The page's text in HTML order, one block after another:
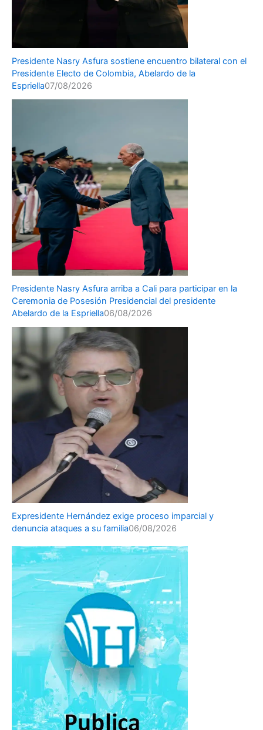
Presidente Nasry Asfura sostiene encuentro bilateral con el
Presidente Electo de Colombia, Abelardo de la
Espriella07/08/2026
Presidente Nasry Asfura arriba a Cali para participar en la
Ceremonia de Posesión Presidencial del presidente
Abelardo de la Espriella06/08/2026
Expresidente Hernández exige proceso imparcial y
denuncia ataques a su familia06/08/2026